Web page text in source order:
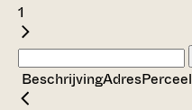
1
BeschrijvingAdresPerceel